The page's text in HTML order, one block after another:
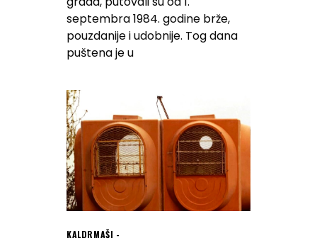
septembra 1984. godine brže,
pouzdanije i udobnije. Tog dana
puštena je u
KALDRMAŠI